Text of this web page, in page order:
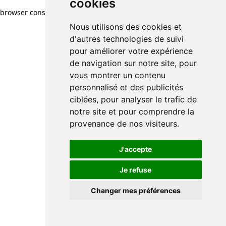
cookies
Nous utilisons des cookies et
d'autres technologies de suivi
pour améliorer votre expérience
de navigation sur notre site, pour
vous montrer un contenu
personnalisé et des publicités
ciblées, pour analyser le trafic de
notre site et pour comprendre la
provenance de nos visiteurs.
J'accepte
Je refuse
Changer mes préférences
browser console for more information)